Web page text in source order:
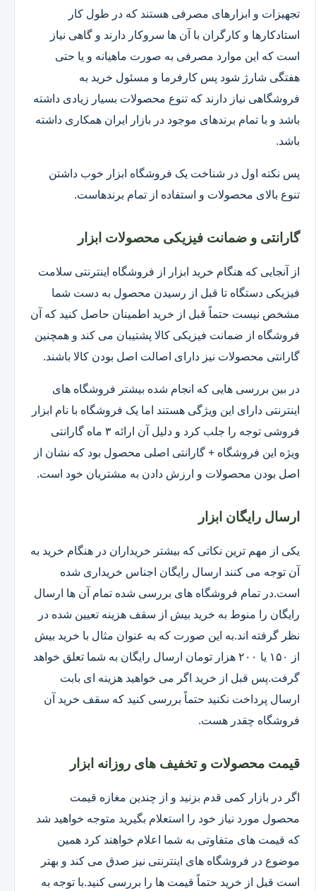
تجهیزات و ابزارهای مصرفی هستند که در طول کار
استادکارها و کارگران با آن ها سروکار دارند و گاهی نیاز
است که این موارد مصرفی به صورت ماهیانه و یا حتی
هفتگی شارژ شود پس کارفرما و مسئول خرید به
فروشگاهی نیاز دارند که تنوع محصولات بسیار زیادی داشته
باشد و با تمام برندهای موجود در بازار ایران همکاری داشته
باشد.
پس نکته اول در شناخت یک فروشگاه ابزار خوب داشتن
تنوع بالای محصولات و استفاده از تمام برندهاست.
گارانتی و ضمانت فیزیکی محصولات ابزار
از آنجایی که هنگام خرید ابزار از فروشگاه اینترنتی سلامت
فیزیکی دستگاه تا قبل از رسیدن محصول به دست شما
مشخص نیست حتماً قبل از خرید اطمینان حاصل کنید که آن
فروشگاه از ضمانت فیزیکی کالا پشتیبان می کند و همچنین
گارانتی محصولات نیز دارای اصالت اصل بودن کالا باشند.
در بین بررسی هایی که انجام شده بیشتر فروشگاه های
اینترنتی دارای این ویژگی هستند اما یک فروشگاه با نام ابزار
فروشی توجه را جلب کرد و دلیل آن ارائه ۳ ماه گارانتی
ویژه این فروشگاه + گارانتی اصلی محصول بود که نشان از
اصل بودن محصولات و ارزش دادن به مشتریان خود است.
ارسال رایگان ابزار
یکی از مهم ترین نکاتی که بیشتر خریداران در هنگام خرید به
آن توجه می کنند ارسال رایگان اجناس خریداری شده
است.در تمام فروشگاه های بررسی شده تمام آن ها ارسال
رایگان را منوط به خرید بیش از سقف هزینه تعیین شده در
نظر گرفته اند.به این صورت که به عنوان مثال با خرید بیش
از ۱۵۰ یا ۲۰۰ هزار تومان ارسال رایگان به شما تعلق خواهد
گرفت.پس قبل از خرید اگر می خواهید هزینه ای بابت
ارسال پرداخت نکنید حتماً بررسی کنید که سقف خرید آن
فروشگاه چقدر هست.
قیمت محصولات و تخفیف های روزانه ابزار
اگر در بازار کمی قدم بزنید و از چندین مغازه قیمت
محصول مورد نیاز خود را استعلام بگیرید متوجه خواهید شد
که قیمت های متفاوتی به شما اعلام خواهند کرد همین
موضوع در فروشگاه های اینترنتی نیز صدق می کند و بهتر
است قبل از خرید حتماً قیمت ها را بررسی کنید.با توجه به